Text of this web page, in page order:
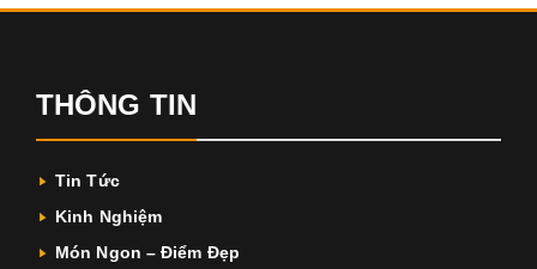
THÔNG TIN
Tin Tức
Kinh Nghiệm
Món Ngon – Điểm Đẹp